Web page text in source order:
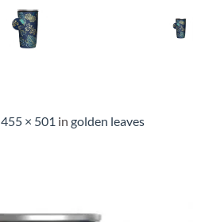
455 × 501 in golden leaves